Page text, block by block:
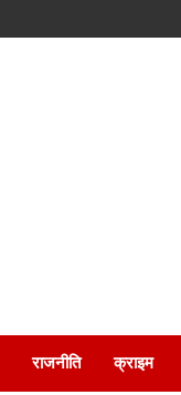
राजनीति क्राइम